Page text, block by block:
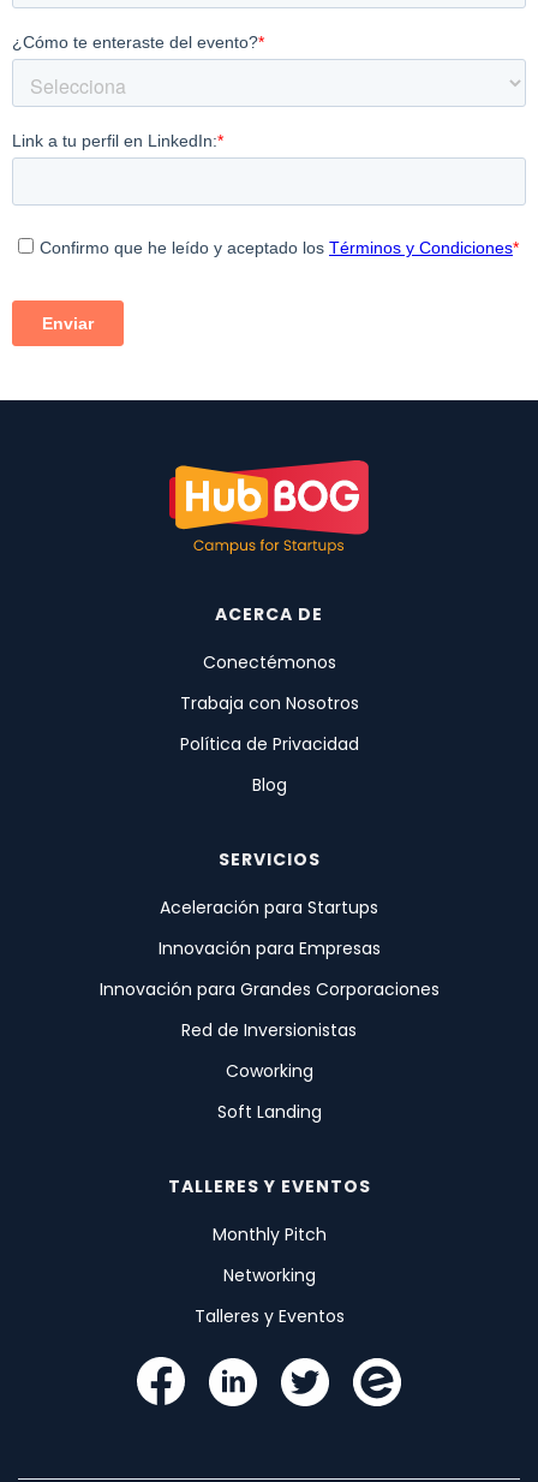
ACERCA DE
Conectémonos
Trabaja con Nosotros
Política de Privacidad
Blog
SERVICIOS
Aceleración para Startups
Innovación para Empresas
Innovación para Grandes Corporaciones
Red de Inversionistas
Coworking
Soft Landing
TALLERES Y EVENTOS
Monthly Pitch
Networking
Talleres y Eventos